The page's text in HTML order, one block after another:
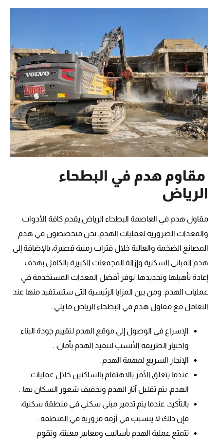
مقاوم هدم في البطحاء
الرياض
مقاول هدم في العاصمة البطحاء الرياض يقدم كافة الأدوات
والمعدات الضرورية لعمليات الهدم. نحن متخصصون في هدم
المصانع الضخمة والعالية خلال فترات زمنية قصيرة، بالإضافة إلى
هدم المباني السكنية وإزالة المجمعات الكبيرة بالكامل بهدف
إعادة تأهيلها وتجديدها. نوفر أفضل المعدات المستخدمة في
عمليات الهدم. ومن بين المزايا الرئيسية التي ستستفيد منها عند
التعامل مع مقاول هدم في البطحاء الرياض ما يلي :
الإسراع في الوصول إلى موقع الهدم لتقييم جودة البناء
واختيار الطريقة الأنسب لتنفيذ الهدم بأمان. .
الإنجاز السريع لمهمة الهدم .
عندما يتعلق الأمر بالاهتمام بالساكنين خلال عمليات
الهدم، يتم تقليل آثار الهدم وتخفيف شعور السكان بها. .
بالتأكيد، عندما يتم تدمير مبنى سكني في منطقة سكنية،
فإن ذلك لا يتسبب في أزمة مرورية في المنطقة .
تتمتع عملية الهدم بأساليب ومعايير معينة، وتقوم